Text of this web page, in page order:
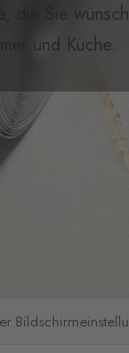
die Sie
und Küche.